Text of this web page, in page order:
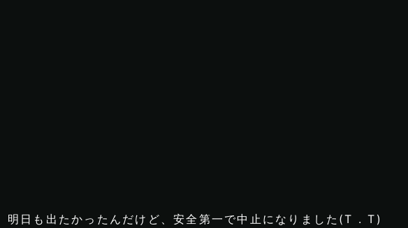
明日も出たかったんだけど、安全第一で中止になりました(T . T)